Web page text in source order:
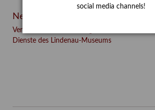
Neueste Beiträge
Verschenkt, verkauft, vergessen? –
Dienste des Lindenau-Museums
social media channels!